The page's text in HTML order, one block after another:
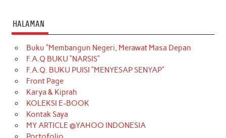
HALAMAN
Buku “Membangun Negeri, Merawat Masa Depan
F.A.Q BUKU “NARSIS”
F.A.Q. BUKU PUISI “MENYESAP SENYAP”
Front Page
Karya & Kiprah
KOLEKSI E-BOOK
Kontak Saya
MY ARTICLE @YAHOO INDONESIA